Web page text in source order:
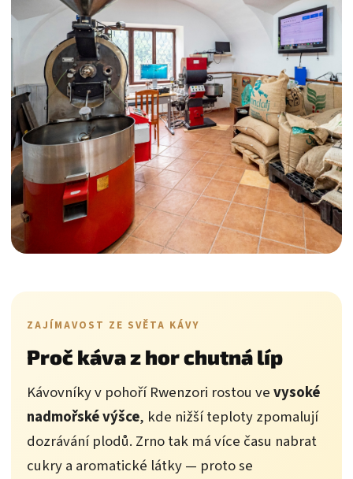
ZAJÍMAVOST ZE SVĚTA KÁVY
Proč káva z hor chutná líp
Kávovníky v pohoří Rwenzori rostou vevysoké
nadmořské výšce, kde nižší teploty zpomalují
dozrávání plodů. Zrno tak má více času nabrat
cukry a aromatické látky — proto se